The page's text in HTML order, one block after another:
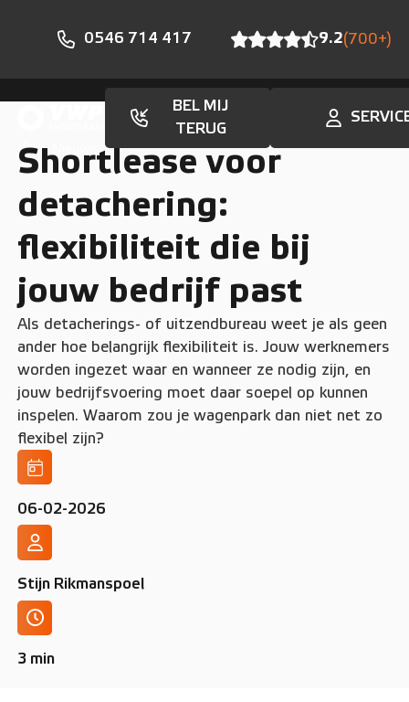
0546 714 417 9.2(700+)
BEL MIJ
TERUG
Shortlease voor
detachering:
flexibiliteit die bij
jouw bedrijf past
Als detacherings- of uitzendbureau weet je als geen
ander hoe belangrijk flexibiliteit is. Jouw werknemers
worden ingezet waar en wanneer ze nodig zijn, en
jouw bedrijfsvoering moet daar soepel op kunnen
inspelen. Waarom zou je wagenpark dan niet net zo
flexibel zijn?
06-02-2026
Stijn Rikmanspoel
3 min